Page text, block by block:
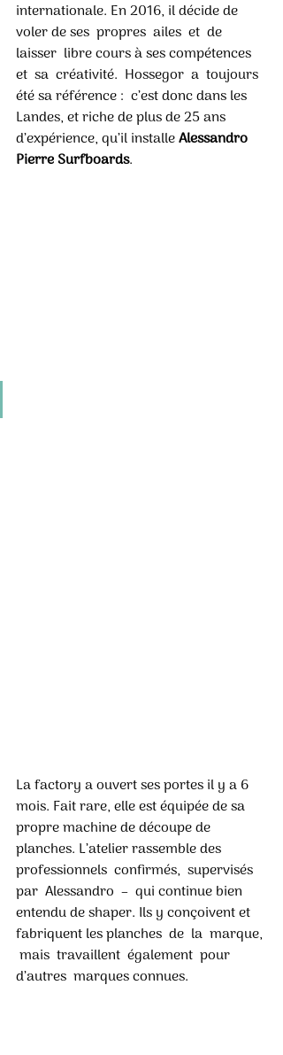
internationale. En 2016, il décide de
voler de ses  propres  ailes  et  de
laisser  libre cours à ses compétences
et  sa  créativité.  Hossegor  a  toujours
été sa référence :  c’est donc dans les
Landes, et riche de plus de 25 ans
d’expérience, qu’il installe Alessandro
Pierre Surfboards.
La factory a ouvert ses portes il y a 6
mois. Fait rare, elle est équipée de sa
propre machine de découpe de
planches. L’atelier rassemble des
professionnels  confirmés,  supervisés
par  Alessandro  –  qui continue bien
entendu de shaper. Ils y conçoivent et
fabriquent les planches  de  la  marque,
mais  travaillent  également  pour
d’autres  marques connues.